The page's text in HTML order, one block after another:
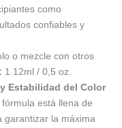
como
confiables y
o mezcle con otros
1 12ml / 0,5 oz.
Estabilidad del Color
está llena de
garantizar la máxima